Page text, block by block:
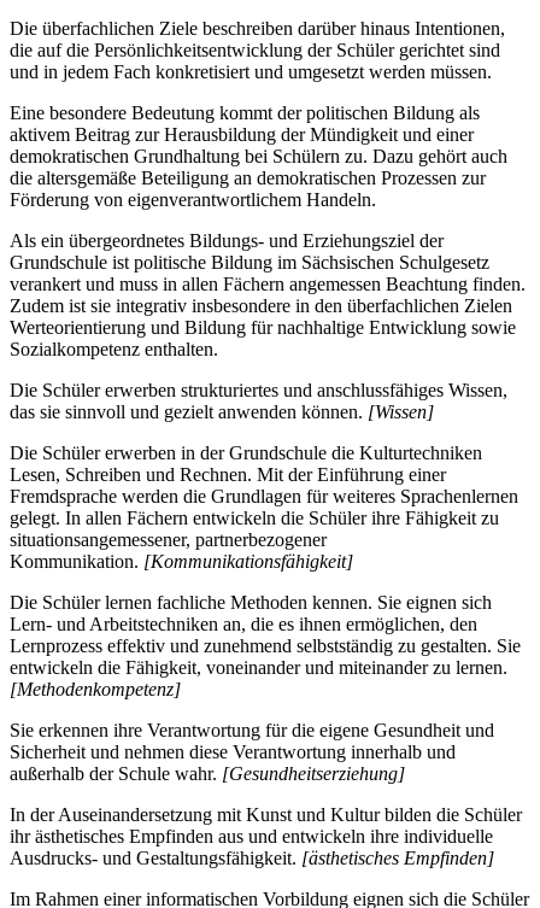
Die überfachlichen Ziele beschreiben darüber hinaus Intentionen,
die auf die Persönlichkeitsentwicklung der Schüler gerichtet sind
und in jedem Fach konkretisiert und umgesetzt werden müssen.
Eine besondere Bedeutung kommt der politischen Bildung als
aktivem Beitrag zur Herausbildung der Mündigkeit und einer
demokratischen Grundhaltung bei Schülern zu. Dazu gehört auch
die altersgemäße Beteiligung an demokratischen Prozessen zur
Förderung von eigenverantwortlichem Handeln.
Als ein übergeordnetes Bildungs- und Erziehungsziel der
Grundschule ist politische Bildung im Sächsischen Schulgesetz
verankert und muss in allen Fächern angemessen Beachtung finden.
Zudem ist sie integrativ insbesondere in den überfachlichen Zielen
Werteorientierung und Bildung für nachhaltige Entwicklung sowie
Sozialkompetenz enthalten.
Die Schüler erwerben strukturiertes und anschlussfähiges Wissen,
das sie sinnvoll und gezielt anwenden können. [Wissen]
Die Schüler erwerben in der Grundschule die Kulturtechniken
Lesen, Schreiben und Rechnen. Mit der Einführung einer
Fremdsprache werden die Grundlagen für weiteres Sprachenlernen
gelegt. In allen Fächern entwickeln die Schüler ihre Fähigkeit zu
situationsangemessener, partnerbezogener
Kommunikation. [Kommunikationsfähigkeit]
Die Schüler lernen fachliche Methoden kennen. Sie eignen sich
Lern- und Arbeitstechniken an, die es ihnen ermöglichen, den
Lernprozess effektiv und zunehmend selbstständig zu gestalten. Sie
entwickeln die Fähigkeit, voneinander und miteinander zu lernen.
[Methodenkompetenz]
Sie erkennen ihre Verantwortung für die eigene Gesundheit und
Sicherheit und nehmen diese Verantwortung innerhalb und
außerhalb der Schule wahr. [Gesundheitserziehung]
In der Auseinandersetzung mit Kunst und Kultur bilden die Schüler
ihr ästhetisches Empfinden aus und entwickeln ihre individuelle
Ausdrucks- und Gestaltungsfähigkeit. [ästhetisches Empfinden]
Im Rahmen einer informatischen Vorbildung eignen sich die Schüler